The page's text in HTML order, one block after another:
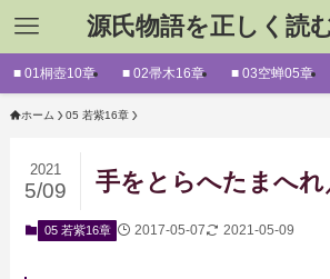
源氏物語を正しく読
■ 01桐壺10章 ■ 02帚木16章 ■ 03空蝉05章
ホーム 05 若紫16章
手をとらへたまへれ
2021
5/09
05 若紫16章 2017-05-07 2021-05-09